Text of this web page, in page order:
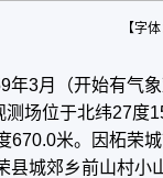
【字体
3月（开始有气象
场位于北纬27度
670.0米。因柘荣
县城郊乡前山村小